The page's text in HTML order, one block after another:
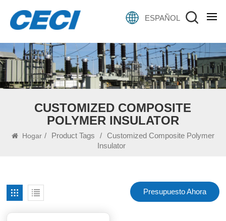
ESPAÑOL
CUSTOMIZED COMPOSITE
POLYMER INSULATOR
Hogar / Product Tags / Customized Composite Polymer
Insulator
Presupuesto Ahora